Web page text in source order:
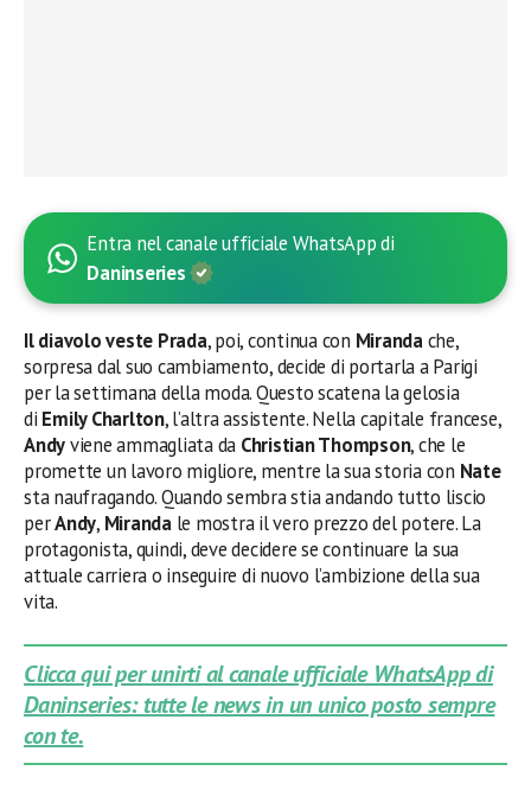
Entra nel canale ufficiale WhatsApp di
Daninseries
Il diavolo veste Prada, poi, continua con Mirandache,
sorpresa dal suo cambiamento, decide di portarla a Parigi
per la settimana della moda. Questo scatena la gelosia
di Emily Charlton, l’altra assistente. Nella capitale francese,
Andyviene ammagliata da Christian Thompson, che le
promette un lavoro migliore, mentre la sua storia con Nate
sta naufragando. Quando sembra stia andando tutto liscio
perAndy, Mirandale mostra il vero prezzo del potere. La
protagonista, quindi, deve decidere se continuare la sua
attuale carriera o inseguire di nuovo l’ambizione della sua
vita.
Clicca qui per unirti al canale ufficiale WhatsApp di
Daninseries: tutte le news in un unico posto sempre
con te.